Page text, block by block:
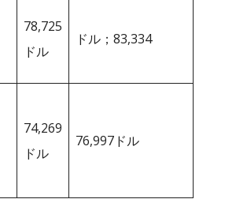
78,725
ドル
ドル；83,334
74,269
ドル
76,997ドル